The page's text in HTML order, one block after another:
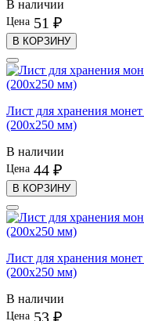
В наличии
Цена 51 ₽
В КОРЗИНУ
Лист для хранения
(200х250 мм)
В наличии
Цена 44 ₽
В КОРЗИНУ
Лист для хранения
(200х250 мм)
В наличии
Цена 53 ₽